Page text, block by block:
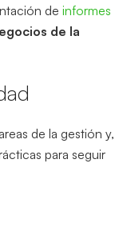
deinformes
de la
de la gestión y,
para seguir